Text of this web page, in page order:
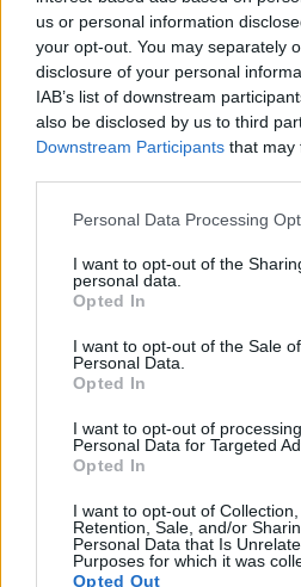
us or personal information
your opt-out. You may separately
disclosure of your personal
IAB’s list of downstream
also be disclosed by us to third
Downstream Participants that may
Please note that this website/app
not limited to your visit or usage
grant or deny consent to Google
use your data for below specified
consent section.
Personal Data Processing
I want to opt-out of the
personal data.
Opted In
I want to opt-out of the Sale
Personal Data.
Opted In
I want to opt-out of
Personal Data for Targeted
Opted In
I want to opt-out of Collection,
Retention, Sale, and/or
Personal Data that Is
Purposes for which it was
Opted Out
annál inkább tapasztaljuk a
a legtöbb esetben mégis van
ugrásszerűen megnövekszik
Előfordulhat, hogy a 20.
juttatjuk az oldal, mint a 11-
éppen ezt szeretné elérni
honlapoptimalizátor, ezért
en belüli erőre jutás is
hasonló ugrás aztán már